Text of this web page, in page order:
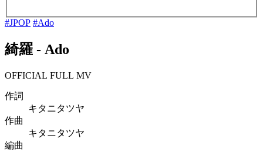
#JPOP #Ado
綺羅 - Ado
OFFICIAL FULL MV
作詞
キタニタツヤ
作曲
キタニタツヤ
編曲